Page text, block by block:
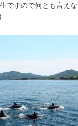
ですので何とも言え